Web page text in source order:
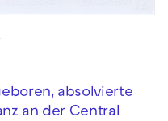
absolvierte
an der Central